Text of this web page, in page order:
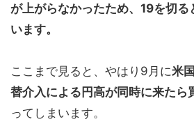
が上がらなかったため、19を切る
います。
ここまで見ると、やはり9月に米
替介入による円高が同時に来たら
ってしまいます。